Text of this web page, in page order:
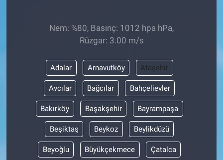
Nem: %80, Basınç: 1012 hpa hPa,
Rüzgar: 3.00 m/s
Adalar Arnavutköy Ataşehir
Avcılar Bağcılar Bahçelievler
Bakırköy Başakşehir Bayrampaşa
Beşiktaş Beykoz Beylikdüzü
Beyoğlu Büyükçekmece Çatalca